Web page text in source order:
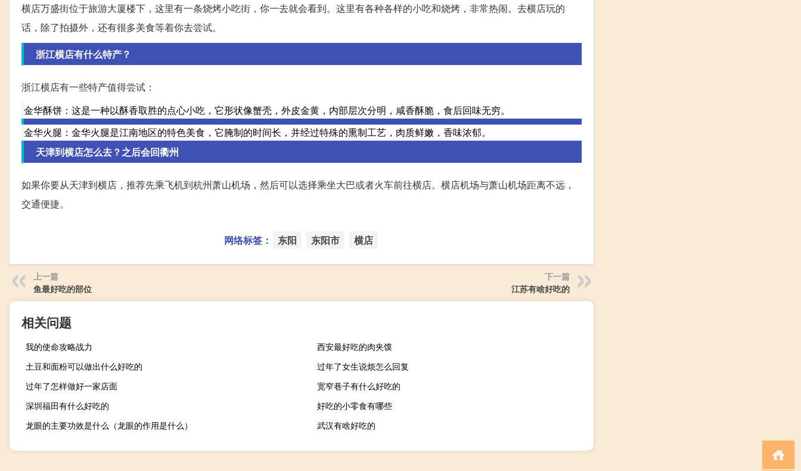
横店万盛街位于旅游大厦楼下，这里有一条烧烤小吃街，你一去就会看到。这里有各种各样的小吃和烧烤，非常热闹。去横店玩的
话，除了拍摄外，还有很多美食等着你去尝试。
浙江横店有什么特产？
浙江横店有一些特产值得尝试：
金华酥饼：这是一种以酥香取胜的点心小吃，它形状像蟹壳，外皮金黄，内部层次分明，咸香酥脆，食后回味无穷。
金华火腿：金华火腿是江南地区的特色美食，它腌制的时间长，并经过特殊的熏制工艺，肉质鲜嫩，香味浓郁。
天津到横店怎么去？之后会回衢州
如果你要从天津到横店，推荐先乘飞机到杭州萧山机场，然后可以选择乘坐大巴或者火车前往横店。横店机场与萧山机场距离不远，
交通便捷。
网络标签： 东阳 东阳市 横店
上一篇
鱼最好吃的部位
下一篇
江苏有啥好吃的
相关问题
我的使命攻略战力
西安最好吃的肉夹馍
土豆和面粉可以做出什么好吃的
过年了女生说烦怎么回复
过年了怎样做好一家店面
宽窄巷子有什么好吃的
深圳福田有什么好吃的
好吃的小零食有哪些
龙眼的主要功效是什么（龙眼的作用是什么）
武汉有啥好吃的